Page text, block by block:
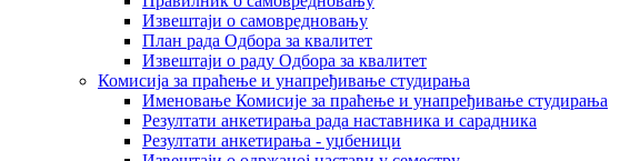
Извештаји о самовредновању
План рада Одбора за квалитет
Извештаји о раду Одбора за квалитет
Комисија за праћење и унапређивање студирања
Именовање Комисије за праћење и унапређивање студирања
Резултати анкетирања рада наставника и сарадника
Резултати анкетирања - уџбеници